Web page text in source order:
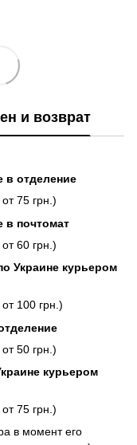
и возврат
в отделение
75 грн.)
в почтомат
60 грн.)
Украине курьером
100 грн.)
50 грн.)
курьером
75 грн.)
в момент его